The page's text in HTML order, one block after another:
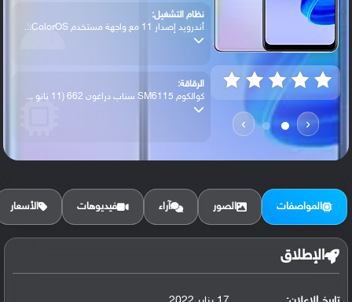
‹
›
نظام التشغيل:
أندرويد إصدار 11 مع واجهة مستخدم ColorOS...
الرقاقة:
كوالكوم SM6115 سناب دراغون 662 (11 نانو ...
الرام / التخزين:
البطارية:
المواصفات الصور آراء فيديوهات الأسعار
الإطلاق